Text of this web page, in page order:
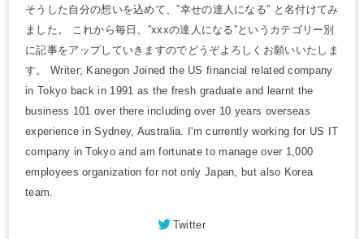
そうした自分の想いを込めて、”幸せの達人になる” と名付けてみ
ました。 これから毎日、”xxxの達人になる”というカテゴリー別
に記事をアップしていきますのでどうぞよろしくお願いいたしま
す。 Writer; Kanegon Joined the US financial related company
in Tokyo back in 1991 as the fresh graduate and learnt the
business 101 over there including over 10 years overseas
experience in Sydney, Australia. I'm currently working for US IT
company in Tokyo and am fortunate to manage over 1,000
employees organization for not only Japan, but also Korea
team.
Twitter